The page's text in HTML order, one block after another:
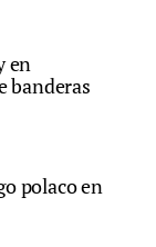
en
banderas
polaco en